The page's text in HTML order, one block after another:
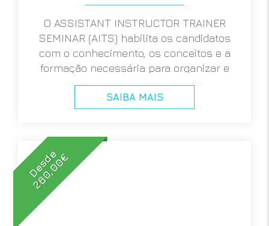
O ASSISTANT INSTRUCTOR TRAINER
SEMINAR (AITS) habilita os candidatos
com o conhecimento, os conceitos e a
formação necessária para organizar e
conduzir o programa de formação de
ASSISTANT INSTRUCTOR SSI.
SAIBA MAIS
Desde
260,00€